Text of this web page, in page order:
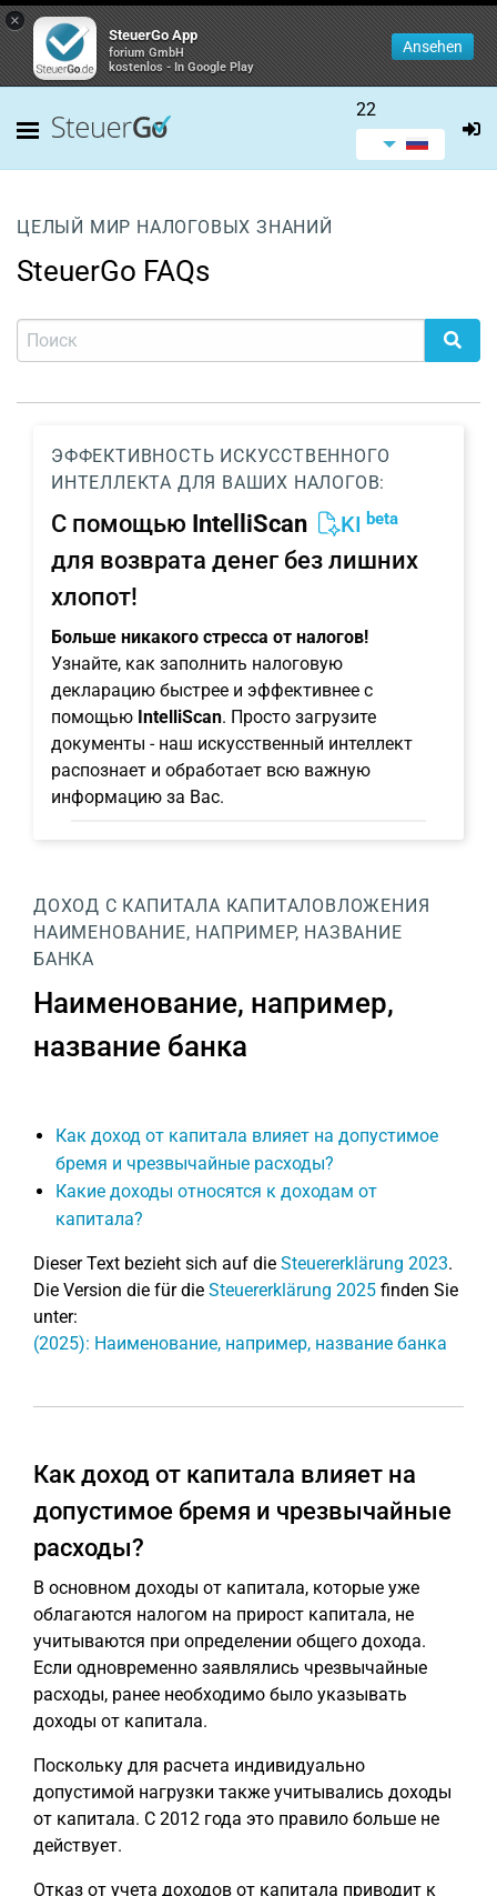
×
SteuerGo App
forium GmbH
kostenlos - In Google Play
Ansehen
22
ЦЕЛЫЙ МИР НАЛОГОВЫХ ЗНАНИЙ
SteuerGo FAQs
ЭФФЕКТИВНОСТЬ ИСКУССТВЕННОГО
ИНТЕЛЛЕКТА ДЛЯ ВАШИХ НАЛОГОВ:
С помощью IntelliScan KI beta
для возврата денег без лишних
хлопот!
Больше никакого стресса от налогов!
Узнайте, как заполнить налоговую
декларацию быстрее и эффективнее с
помощью IntelliScan. Просто загрузите
документы - наш искусственный интеллект
распознает и обработает всю важную
информацию за Вас.
ДОХОД С КАПИТАЛА КАПИТАЛОВЛОЖЕНИЯ
НАИМЕНОВАНИЕ, НАПРИМЕР, НАЗВАНИЕ
БАНКА
Наименование, например,
название банка
Как доход от капитала влияет на допустимое
бремя и чрезвычайные расходы?
Какие доходы относятся к доходам от
капитала?
Dieser Text bezieht sich auf die Steuererklärung 2023.
Die Version die für die Steuererklärung 2025 finden Sie
unter:
(2025): Наименование, например, название банка
Как доход от капитала влияет на
допустимое бремя и чрезвычайные
расходы?
В основном доходы от капитала, которые уже
облагаются налогом на прирост капитала, не
учитываются при определении общего дохода.
Если одновременно заявлялись чрезвычайные
расходы, ранее необходимо было указывать
доходы от капитала.
Поскольку для расчета индивидуально
допустимой нагрузки также учитывались доходы
от капитала. С 2012 года это правило больше не
действует.
Отказ от учета доходов от капитала приводит к